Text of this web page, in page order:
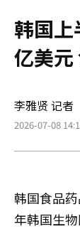
韩国
亿美元
李雅贤 记者
2026-07-08
韩国食品
年韩国生